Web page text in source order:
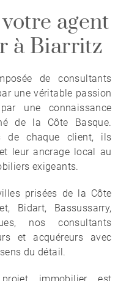
agent
à Biarritz
de consultants
une véritable passion
une connaissance
de la Côte Basque.
de chaque client, ils
leur ancrage local au
exigeants.
prisées de la Côte
Bidart, Bassussarry,
nos consultants
et acquéreurs avec
du détail.